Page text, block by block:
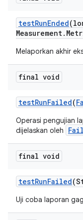
testRunEnded
Measurement.
Melaporkan akhir
final void
testRunFailed(
Operasi pengujian
dijelaskan oleh
final void
testRunFailed
Uji coba laporan